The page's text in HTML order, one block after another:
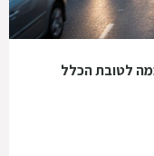
לטובת הכלל